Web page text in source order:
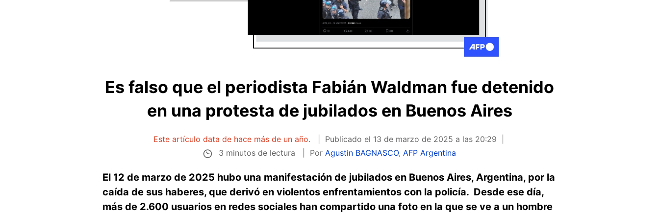
Es falso que el periodista Fabián Waldman fue detenido
en una protesta de jubilados en Buenos Aires
Este artículo data de hace más de un año. Publicado el 13 de marzo de 2025 a las 20:29
3 minutos de lectura
Por Agustin BAGNASCO, AFP Argentina
El 12 de marzo de 2025 hubo una manifestación de jubilados en Buenos Aires, Argentina, por la
caída de sus haberes, que derivó en violentos enfrentamientos con la policía. Desde ese día,
más de 2.600 usuarios en redes sociales han compartido una foto en la que se ve a un hombre